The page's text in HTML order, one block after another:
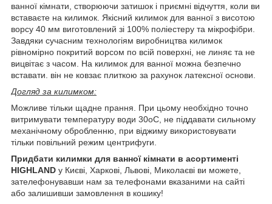
ванної кімнати, створюючи затишок і приємні відчуття, коли ви
вставаєте на килимок. Якісний килимок для ванної з висотою
ворсу 40 мм виготовлений зі 100% поліестеру та мікрофібри.
Завдяки сучасним технологіям виробництва килимок
рівномірно покритий ворсом по всій поверхні, не линяє та не
вицвітає з часом. На килимок для ванної можна безпечно
вставати. він не ковзає плиткою за рахунок латексної основи.
Догляд за килимком:
Можливе тільки щадне прання. При цьому необхідно точно
витримувати температуру води 30оС, не піддавати сильному
механічному обробленню, при віджиму використовувати
тільки повільний режим центрифуги.
Придбати килимки для ванної кімнати в асортименті
HIGHLAND у Києві, Харкові, Львові, Миколаєві ви можете,
зателефонувавши нам за телефонами вказаними на сайті
або залишивши замовлення в кошику!